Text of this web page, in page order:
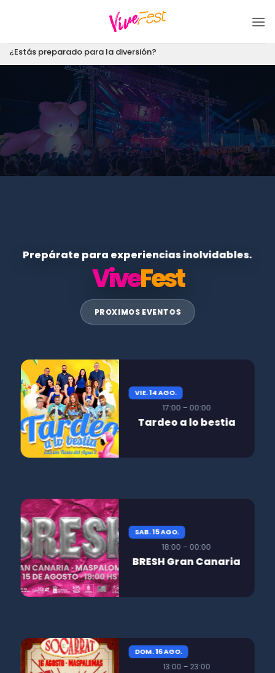
¿Estás preparado para la diversión?
Prepárate para experiencias inolvidables.
ViveFest
PROXIMOS EVENTOS
VIE. 14 AGO.
17:00 – 00:00
Tardeo a lo bestia
SAB. 15 AGO.
18:00 – 00:00
BRESH Gran Canaria
DOM. 16 AGO.
13:00 – 23:00